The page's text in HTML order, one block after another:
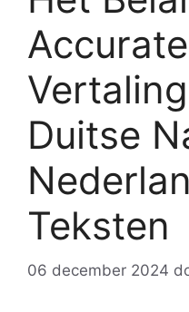
Accurate
Duitse
Teksten
06 december 2024